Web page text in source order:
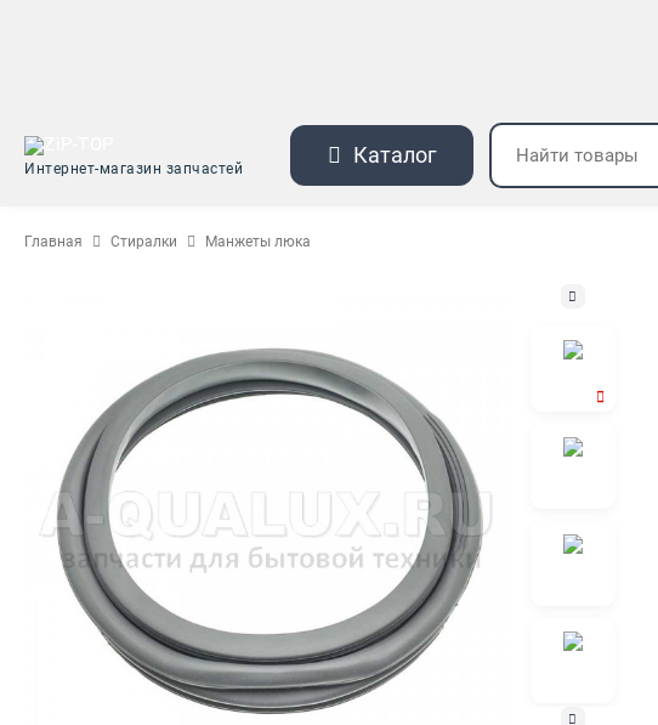
Интернет-магазин запчастей
Каталог
Главная Стиралки Манжеты люка